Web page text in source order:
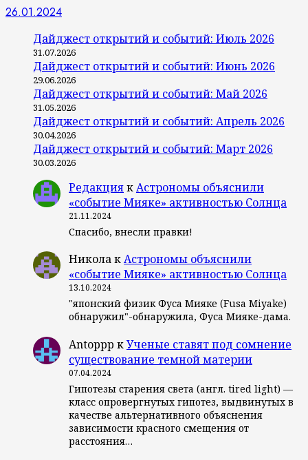
26.01.2024
Дайджест открытий и событий: Июль 2026
31.07.2026
Дайджест открытий и событий: Июнь 2026
29.06.2026
Дайджест открытий и событий: Май 2026
31.05.2026
Дайджест открытий и событий: Апрель 2026
30.04.2026
Дайджест открытий и событий: Март 2026
30.03.2026
РедакциякАстрономы объяснили
«событие Мияке» активностью Солнца
21.11.2024
Спасибо, внесли правки!
НиколакАстрономы объяснили
«событие Мияке» активностью Солнца
13.10.2024
"японский физик Фуса Мияке (Fusa Miyake)
обнаружил"-обнаружила, Фуса Мияке-дама.
Antoppp кУченые ставят под сомнение
существование темной материи
07.04.2024
Гипотезы старения света (англ. tired light) —
класс опровергнутых гипотез, выдвинутых в
качестве альтернативного объяснения
зависимости красного смещения от
расстояния…